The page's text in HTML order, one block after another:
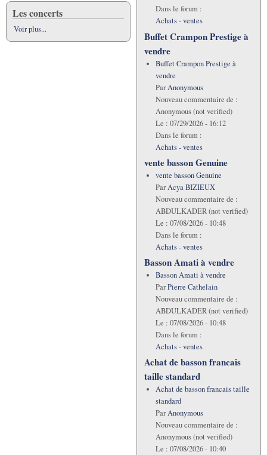
Les concerts
Voir plus...
Dans le forum :
Achats - ventes
Buffet Crampon Prestige à
vendre
Buffet Crampon Prestige à
vendre
ParAnonymous
Nouveau commentaire de :
Anonymous (not verified)
Le : 07/29/2026 - 16:12
Dans le forum :
Achats - ventes
vente basson Genuine
vente basson Genuine
ParAcya BIZIEUX
Nouveau commentaire de :
ABDULKADER (not verified)
Le : 07/08/2026 - 10:48
Dans le forum :
Achats - ventes
Basson Amati à vendre
Basson Amati à vendre
ParPierre Cathelain
Nouveau commentaire de :
ABDULKADER (not verified)
Le : 07/08/2026 - 10:48
Dans le forum :
Achats - ventes
Achat de basson francais
taille standard
Achat de basson francais taille
standard
ParAnonymous
Nouveau commentaire de :
Anonymous (not verified)
Le : 07/08/2026 - 10:40